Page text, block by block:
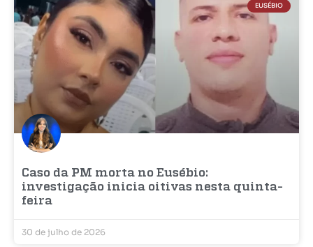
EUSÉBIO
Caso da PM morta no Eusébio:
investigação inicia oitivas nesta quinta-
feira
30 de julho de 2026